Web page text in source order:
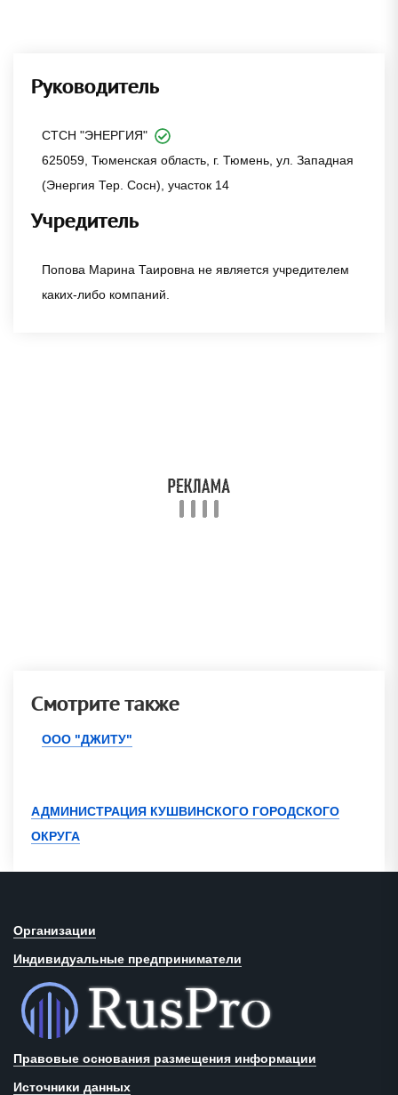
Руководитель
СТСН "ЭНЕРГИЯ"
625059, Тюменская область, г. Тюмень, ул. Западная
(Энергия Тер. Сосн), участок 14
Учредитель
Попова Марина Таировна не является учредителем
каких-либо компаний.
Смотрите также
ООО "ДЖИТУ"
АДМИНИСТРАЦИЯ КУШВИНСКОГО ГОРОДСКОГО
ОКРУГА
Организации
Индивидуальные предприниматели
Правовые основания размещения информации
Источники данных